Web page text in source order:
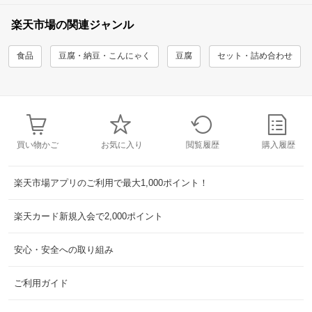
楽天市場の関連ジャンル
食品 豆腐・納豆・こんにゃく 豆腐 セット・詰め合わせ
買い物かご お気に入り 閲覧履歴 購入履歴
楽天市場アプリのご利用で最大1,000ポイント！
楽天カード新規入会で2,000ポイント
安心・安全への取り組み
ご利用ガイド